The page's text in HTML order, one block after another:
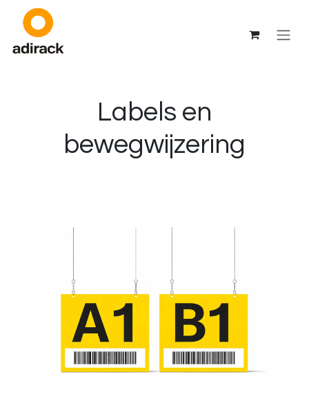
Overslaan naar inhoud
Labels en
bewegwijzering